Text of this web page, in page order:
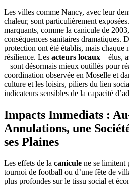
Les villes comme Nancy, avec leur
chaleur, sont particulièrement
marquants, comme la canicule de
conséquences sanitaires dramatiques.
protection ont été établis, mais chaque
résilience. Les acteurs locaux – élus,
– sont désormais mieux outillés pour
coordination observée en Moselle et
culture et les loisirs, piliers du lien
indicateurs sensibles de la capacité
Impacts Immediats :
Annulations, une
ses Plaines
Les effets de la canicule ne se limitent
tournoi de football ou d’une fête de
plus profondes sur le tissu social et